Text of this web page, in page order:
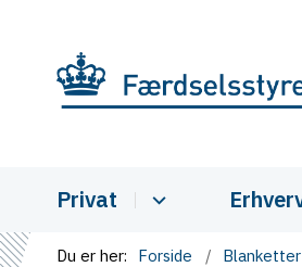
Privat
Du er her: Forside